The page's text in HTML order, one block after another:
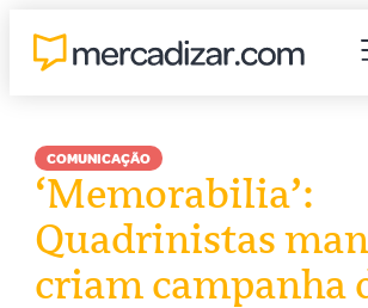
COMUNICAÇÃO
‘Memorabilia’:
Quadrinistas
criam campanha